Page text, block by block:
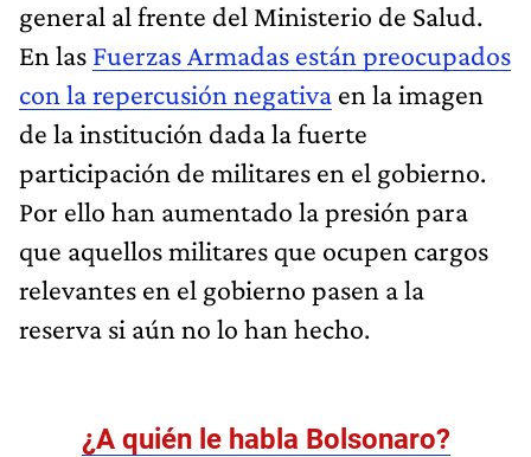
general al frente del Ministerio de Salud.
En las Fuerzas Armadas están preocupados
con la repercusión negativa en la imagen
de la institución dada la fuerte
participación de militares en el gobierno.
Por ello han aumentado la presión para
que aquellos militares que ocupen cargos
relevantes en el gobierno pasen a la
reserva si aún no lo han hecho.
¿A quién le habla Bolsonaro?